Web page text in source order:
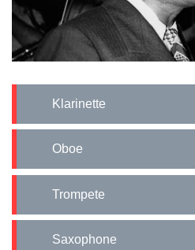
Klarinette
Oboe
Trompete
Saxophone